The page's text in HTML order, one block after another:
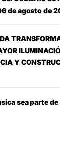
de agosto de
Y
sea parte